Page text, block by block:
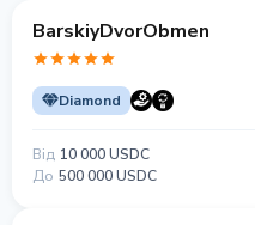
BarskiyDvorObmen
Diamond
Від 10 000 USDC
До 500 000 USDC